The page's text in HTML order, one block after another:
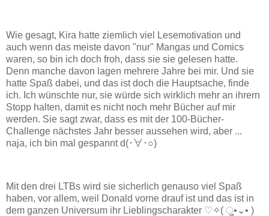
Wie gesagt, Kira hatte ziemlich viel Lesemotivation und
auch wenn das meiste davon "nur" Mangas und Comics
waren, so bin ich doch froh, dass sie sie gelesen hatte.
Denn manche davon lagen mehrere Jahre bei mir. Und sie
hatte Spaß dabei, und das ist doch die Hauptsache, finde
ich. Ich wünschte nur, sie würde sich wirklich mehr an ihrern
Stopp halten, damit es nicht noch mehr Bücher auf mir
werden. Sie sagt zwar, dass es mit der 100-Bücher-
Challenge nächstes Jahr besser aussehen wird, aber ...
naja, ich bin mal gespannt d(･∀･○)
Mit den drei LTBs wird sie sicherlich genauso viel Spaß
haben, vor allem, weil Donald vorne drauf ist und das ist in
dem ganzen Universum ihr Lieblingscharakter ♡✧( ु•⌄• )